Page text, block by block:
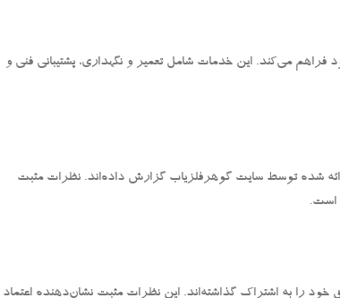
فراهم می‌کند. این خدمات شامل تعمیر و نگهداری، پشتیبانی فنی و
شده توسط سایت گوهرفلزیاب گزارش داده‌اند. نظرات مثبت
است.
خود را به اشتراک گذاشته‌اند. این نظرات مثبت نشان‌دهنده اعتماد